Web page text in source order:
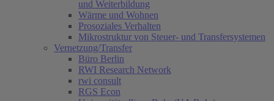
und Weiterbildung
Wärme und Wohnen
Prosoziales Verhalten
Mikrostruktur von Steuer- und Transfersystemen
Vernetzung/Transfer
Büro Berlin
RWI Research Network
rwi consult
RGS Econ